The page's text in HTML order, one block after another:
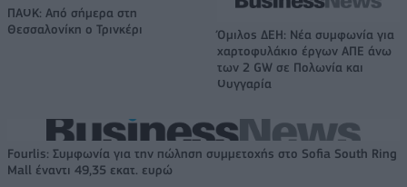
ΠΑΟΚ: Από σήμερα στη
Θεσσαλονίκη ο Τρινκέρι
Όμιλος ΔΕΗ: Νέα συμφωνία για
χαρτοφυλάκιο έργων ΑΠΕ άνω
των 2 GW σε Πολωνία και
Ουγγαρία
Fourlis: Συμφωνία για την πώληση συμμετοχής στο Sofia South Ring
Mall έναντι 49,35 εκατ. ευρώ